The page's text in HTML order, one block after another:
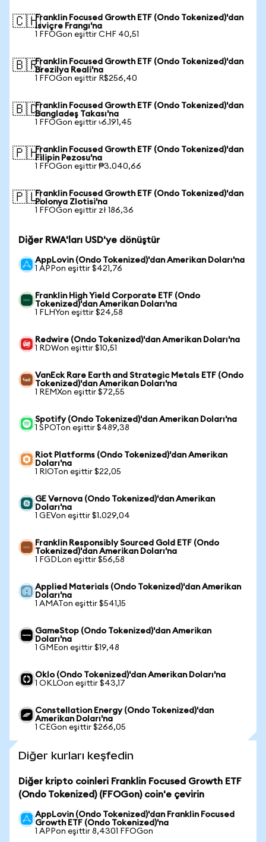
🇨🇭Franklin Focused Growth ETF (Ondo Tokenized)'dan
İsviçre Frangı'na
1 FFOGon eşittir CHF 40,51
🇧🇷Franklin Focused Growth ETF (Ondo Tokenized)'dan
Brezilya Reali'na
1 FFOGon eşittir R$256,40
🇧🇩Franklin Focused Growth ETF (Ondo Tokenized)'dan
Bangladeş Takası'na
1 FFOGon eşittir ৳6.191,45
🇵🇭Franklin Focused Growth ETF (Ondo Tokenized)'dan
Filipin Pezosu'na
1 FFOGon eşittir ₱3.040,66
🇵🇱Franklin Focused Growth ETF (Ondo Tokenized)'dan
Polonya Zlotisi'na
1 FFOGon eşittir zł 186,36
Diğer RWA'ları USD'ye dönüştür
AppLovin (Ondo Tokenized)'dan Amerikan Doları'na
1 APPon eşittir $421,76
Franklin High Yield Corporate ETF (Ondo
Tokenized)'dan Amerikan Doları'na
1 FLHYon eşittir $24,58
Redwire (Ondo Tokenized)'dan Amerikan Doları'na
1 RDWon eşittir $10,51
VanEck Rare Earth and Strategic Metals ETF (Ondo
Tokenized)'dan Amerikan Doları'na
1 REMXon eşittir $72,55
Spotify (Ondo Tokenized)'dan Amerikan Doları'na
1 SPOTon eşittir $489,38
Riot Platforms (Ondo Tokenized)'dan Amerikan
Doları'na
1 RIOTon eşittir $22,05
GE Vernova (Ondo Tokenized)'dan Amerikan
Doları'na
1 GEVon eşittir $1.029,04
Franklin Responsibly Sourced Gold ETF (Ondo
Tokenized)'dan Amerikan Doları'na
1 FGDLon eşittir $56,58
Applied Materials (Ondo Tokenized)'dan Amerikan
Doları'na
1 AMATon eşittir $541,15
GameStop (Ondo Tokenized)'dan Amerikan
Doları'na
1 GMEon eşittir $19,48
Oklo (Ondo Tokenized)'dan Amerikan Doları'na
1 OKLOon eşittir $43,17
Constellation Energy (Ondo Tokenized)'dan
Amerikan Doları'na
1 CEGon eşittir $266,05
Diğer kurları keşfedin
Diğer kripto coinleri Franklin Focused Growth ETF
(Ondo Tokenized) (FFOGon) coin'e çevirin
AppLovin (Ondo Tokenized)'dan Franklin Focused
Growth ETF (Ondo Tokenized)'na
1 APPon eşittir 8,4301 FFOGon